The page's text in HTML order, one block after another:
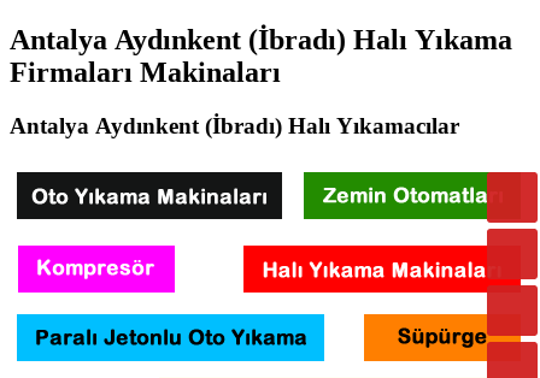
Antalya Aydınkent (İbradı) Halı Yıkama
Firmaları Makinaları
Antalya Aydınkent (İbradı) Halı Yıkamacılar